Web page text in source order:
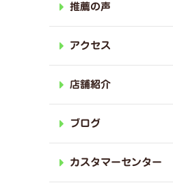
推薦の声
アクセス
店舗紹介
ブログ
カスタマーセンター